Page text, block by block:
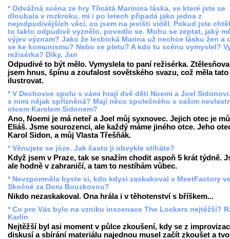
* Odvážná scéna ze hry Třicátá Marinina láska, ve které jste se
dloubala v rozkroku, mi i po letech připadá jako jedna z
nejodpudivějších věcí, co jsem na jevišti viděl. Pokud jste
to takto odpudivě vyznělo, povedlo se. Mohu se zeptat, jaký
výjev význam? Jako že lesbická Marina už nechce lásku žen a
se ke komunismu? Nebo se pletu? A kdo tu scénu vymyslel?
režisérka? Díky, Jan
Odpudivé to být mělo. Vymyslela to paní režisérka.
jsem hnus, špínu a zoufalost sovětského svazu, což měla tato
ilustrovat.
* V Dechovce spolu s vámi hrají dvě děti Noemi a Joel
s nimi nějak spřízněná? Mají něco společného s vašim
otcem Karolem Sidonem?
Ano, Noemi je má neteř a Joel můj syxnovec. Jejich otec je
Eliáš. Jsme sourozenci, ale každý máme jiného otce. Jeho
Karol Sidon, a můj Vlasta Třešňák.
* Věnujete se józe. Jak často ji obvykle stíháte?
Když jsem v Praze, tak se snažím chodit aspoň 5 krát týdně.
ale hodně v zahraničí, a tam to nestíhám vůbec.
* Nevzpomněla byste si, kdo kdysi zaskakoval v MeetFactory
Skočné za Doru Bouzkovou?
Nikdo nezaskakoval. Ona hrála i v těhotenství s bříškem...
* Co pro Vás bylo na vzniku inscenace The Lockers nejtěžší?
Karlín
Nejtěžší byl asi moment v půlce zkoušení, kdy se z
diskusí a sbírání materiálu najednou musel začít zkoušet a